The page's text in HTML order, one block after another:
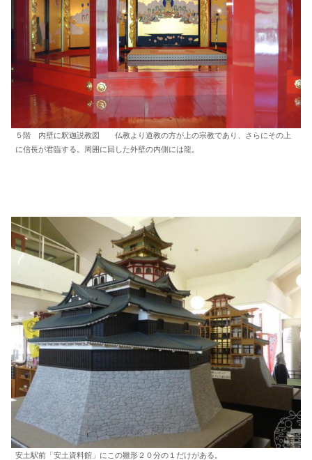
５階 内壁に釈迦説教図 仏教より道教の方が上の宗教であり、さらにその上
に信長が君臨する。周囲に回した外壁の内側には龍。
安土駅前「安土資料館」にこの雛形２０分の１だけがある。